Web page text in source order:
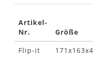
Artikel-
Nr.
Größe
Flip-it